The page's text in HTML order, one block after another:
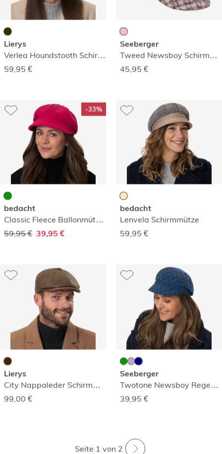
Lierys
Verlea Houndstooth Schirmmütze
59,95 €
Seeberger
Tweed Newsboy Schirmmütze
45,95 €
-33%
bedacht
Classic Fleece Ballonmütze mit Schleife
59,95 € 39,95 €
bedacht
Lenvela Schirmmütze
59,95 €
Lierys
City Nappaleder Schirmmütze
99,00 €
Seeberger
Twotone Newsboy Regenmütze
39,95 €
Seite 1 von 2